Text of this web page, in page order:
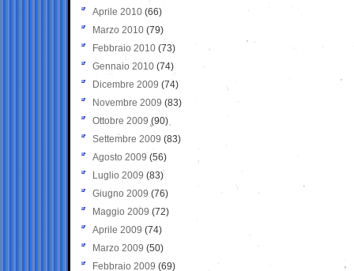
Aprile 2010 (66)
Marzo 2010 (79)
Febbraio 2010 (73)
Gennaio 2010 (74)
Dicembre 2009 (74)
Novembre 2009 (83)
Ottobre 2009 (90)
Settembre 2009 (83)
Agosto 2009 (56)
Luglio 2009 (83)
Giugno 2009 (76)
Maggio 2009 (72)
Aprile 2009 (74)
Marzo 2009 (50)
Febbraio 2009 (69)